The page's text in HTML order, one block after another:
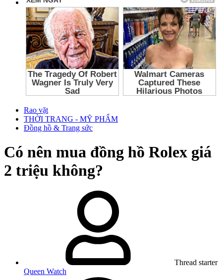
Rao vặt
THỜI TRANG - MỸ PHẨM
Đồng hồ & Trang sức
Có nên mua đồng hồ Rolex giá
2 triệu không?
Thread starter
Queen Watch